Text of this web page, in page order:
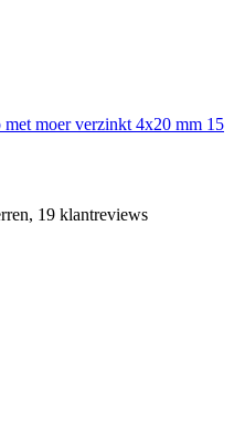
moer verzinkt 4x20 mm 15
19 klantreviews